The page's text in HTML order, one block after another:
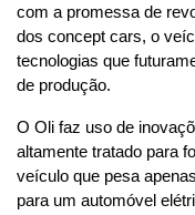
com a promessa de
dos concept cars, o
tecnologias que
de produção.
O Oli faz uso de
altamente tratado para
veículo que pesa
para um automóvel